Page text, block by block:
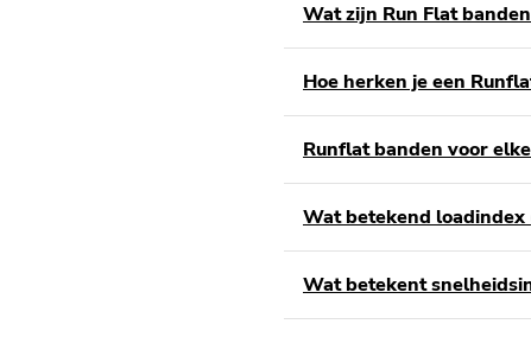
Wat zijn Run Flat
Hoe herken je een
Runflat banden voor elke
Wat betekend
Wat betekent